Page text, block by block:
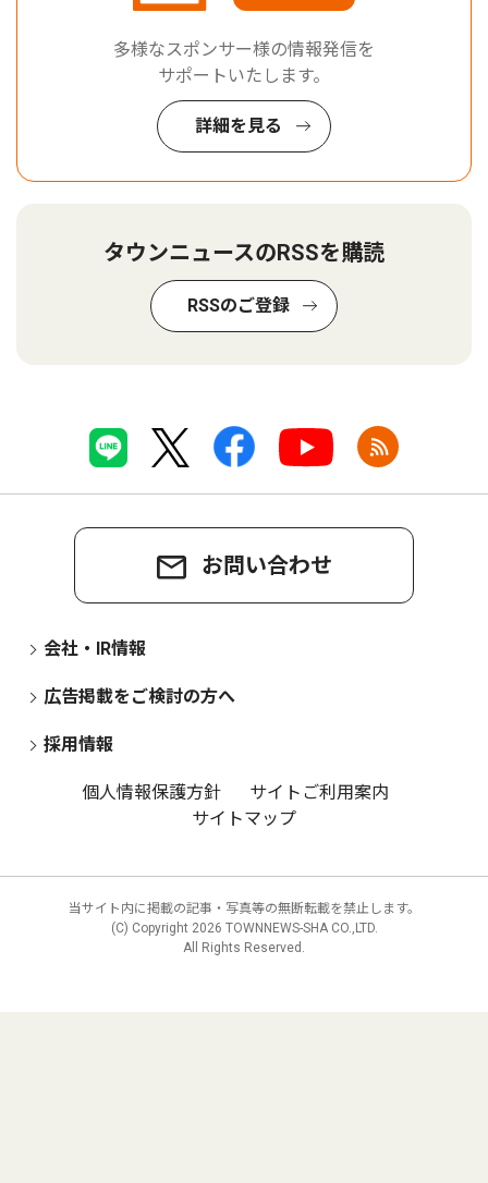
多様なスポンサー様の情報発信を
サポートいたします。
詳細を見る
タウンニュースのRSSを購読
RSSのご登録
お問い合わせ
会社・IR情報
広告掲載をご検討の方へ
採用情報
個人情報保護方針
サイトご利用案内
サイトマップ
当サイト内に掲載の記事・写真等の無断転載を禁止します。
(C) Copyright 2026 TOWNNEWS-SHA CO.,LTD.
All Rights Reserved.